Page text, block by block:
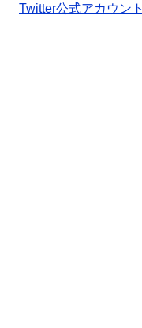
Twitter公式アカウント